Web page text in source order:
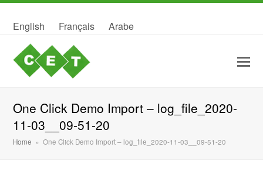
English Français Arabe
One Click Demo Import – log_file_2020-
11-03__09-51-20
Home » One Click Demo Import – log_file_2020-11-03__09-51-20